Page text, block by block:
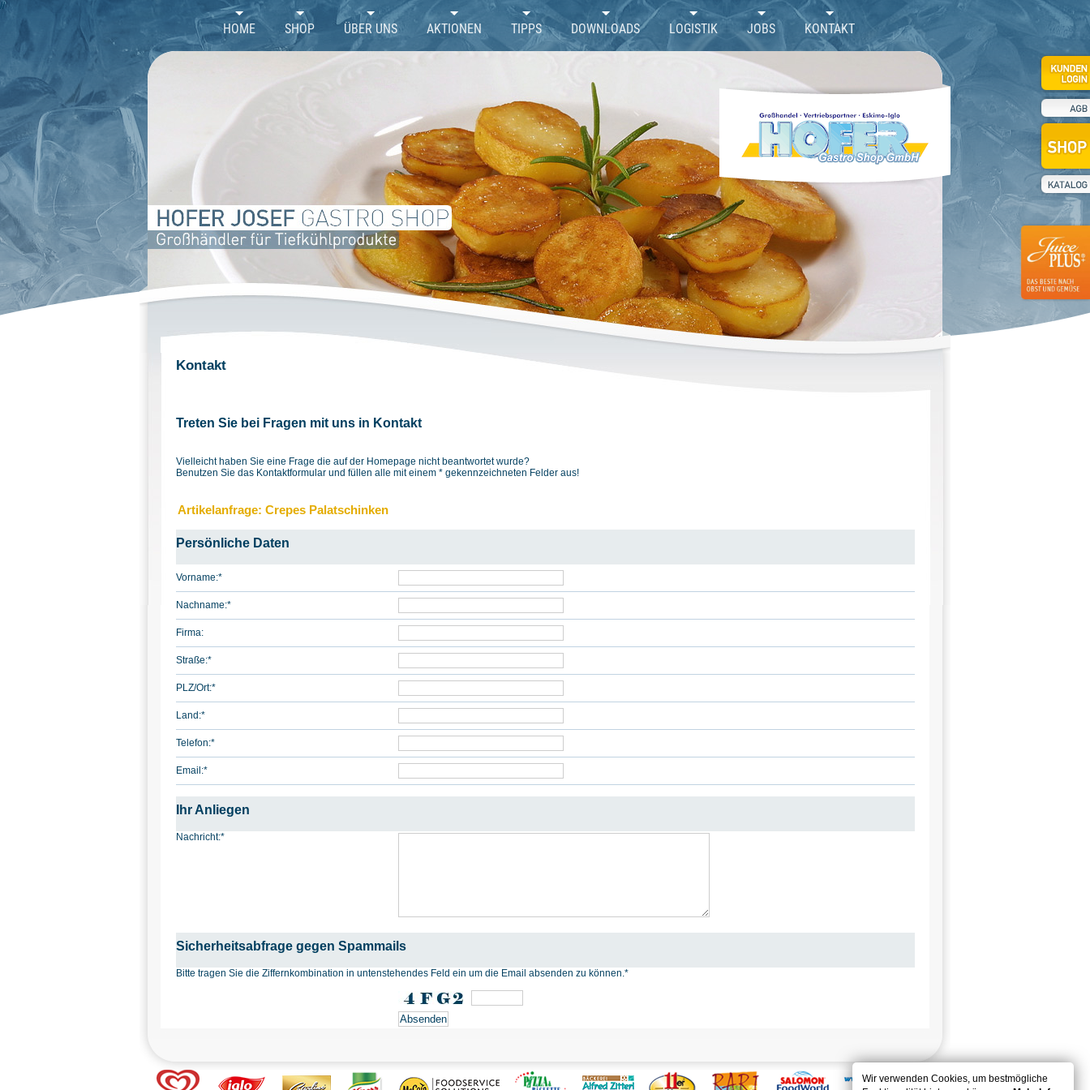
//
Wir verwenden Cookies, um bestmögliche
HOME SHOP ÜBER UNS AKTIONEN TIPPS DOWNLOADS LOGISTIK JOBS KONTAKT
Kontakt
Treten Sie bei Fragen mit uns in Kontakt
Vielleicht haben Sie eine Frage die auf der Homepage nicht beantwortet wurde?
Benutzen Sie das Kontaktformular und füllen alle mit einem *gekennzeichneten Felder aus!
Artikelanfrage: Crepes Palatschinken
Persönliche Daten
Vorname:*
Nachname:*
Firma:
Straße:*
PLZ/Ort:*
Land:*
Telefon:*
Email:*
Ihr Anliegen
Nachricht:*
Sicherheitsabfrage gegen Spammails
Bitte tragen Sie die Ziffernkombination in untenstehendes Feld ein um die Email absenden zu können.*